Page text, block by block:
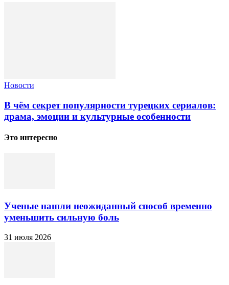
Новости
В чём секрет популярности турецких сериалов:
драма, эмоции и культурные особенности
Это интересно
Ученые нашли неожиданный способ временно
уменьшить сильную боль
31 июля 2026